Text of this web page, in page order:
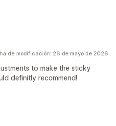
de modificación: 26 de mayo de 2026
to make the sticky
definitly recommend!